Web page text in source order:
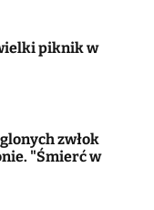
piknik w
zwłok
"Śmierć w